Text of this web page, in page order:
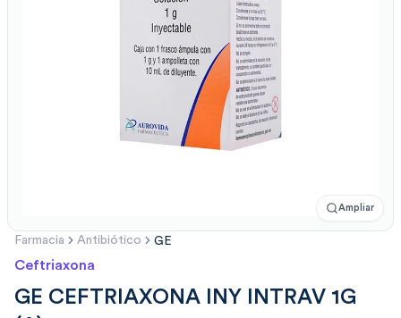
Ampliar
Farmacia Antibiótico GE
Ceftriaxona
GE CEFTRIAXONA INY INTRAV 1G